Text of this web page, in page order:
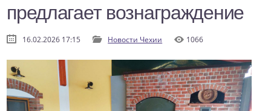
предлагает вознаграждение
16.02.2026 17:15 Новости Чехии 1066